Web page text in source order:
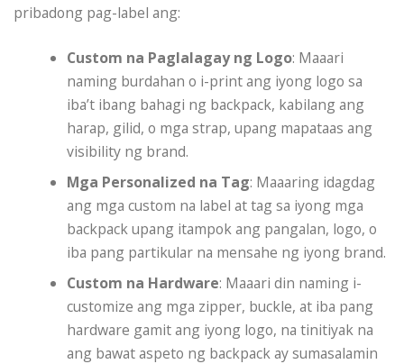
pribadong pag-label ang:
Custom na Paglalagay ng Logo: Maaari
naming burdahan o i-print ang iyong logo sa
iba’t ibang bahagi ng backpack, kabilang ang
harap, gilid, o mga strap, upang mapataas ang
visibility ng brand.
Mga Personalized na Tag: Maaaring idagdag
ang mga custom na label at tag sa iyong mga
backpack upang itampok ang pangalan, logo, o
iba pang partikular na mensahe ng iyong brand.
Custom na Hardware: Maaari din naming i-
customize ang mga zipper, buckle, at iba pang
hardware gamit ang iyong logo, na tinitiyak na
ang bawat aspeto ng backpack ay sumasalamin